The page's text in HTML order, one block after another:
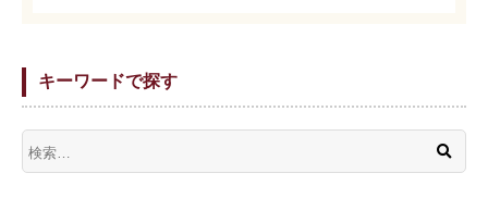
キーワードで探す